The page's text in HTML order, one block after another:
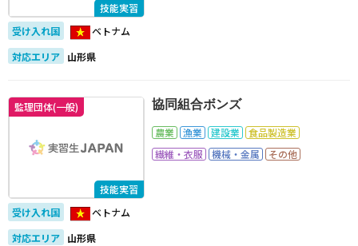
技能実習
受け入れ国
ベトナム
対応エリア 山形県
監理団体(一般)
技能実習
協同組合ボンズ
農業 漁業 建設業
食品製造業
繊維・衣服
機械・金属 その他
受け入れ国
ベトナム
対応エリア 山形県